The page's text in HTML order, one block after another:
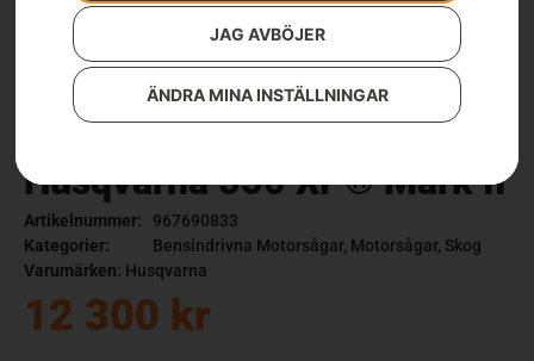
JAG AVBÖJER
ÄNDRA MINA INSTÄLLNINGAR
Husqvarna 550 XP® Mark II
Artikelnummer:
967690833
Kategorier:
Bensindrivna Motorsågar, Motorsågar, Skog
Varumärken: Husqvarna
12 300 kr